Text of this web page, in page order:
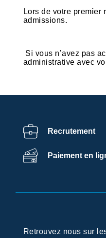
Lors de votre premier
admissions.
Si vous n’avez pas
administrative avec
Recrutement
Paiement en
Retrouvez nous sur